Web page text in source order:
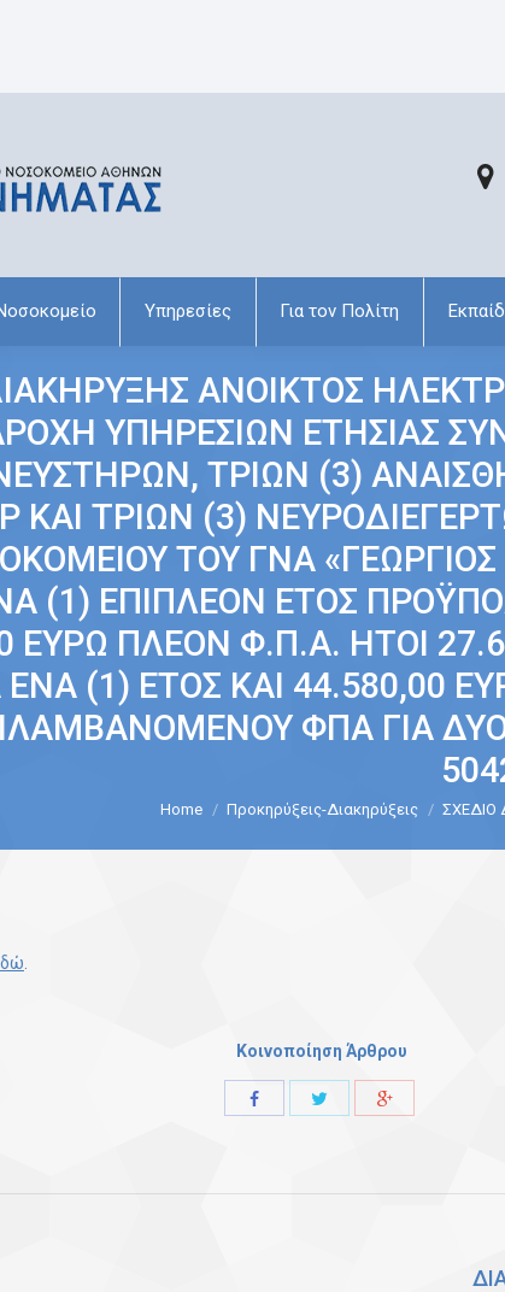
Υπηρεσίες Για τον Πολίτη
ΑΝΟΙΚΤΟΣ
ΥΠΗΡΕΣΙΩΝ ΕΤΗΣΙΑΣ
ΤΡΙΩΝ (3)
ΚΑΙ ΤΡΙΩΝ (3)
ΤΟΥ ΓΝΑ
(1) ΕΠΙΠΛΕΟΝ ΕΤΟΣ
ΕΥΡΩ ΠΛΕΟΝ Φ.Π.Α. ΗΤΟΙ
ΕΝΑ (1) ΕΤΟΣ ΚΑΙ 44.580,00
ΦΠΑ ΓΙΑ ΔΥΟ
Home Προκηρύξεις-Διακηρύξεις ΣΧΕΔΙΟ
Κοινοποίηση Άρθρου
Share